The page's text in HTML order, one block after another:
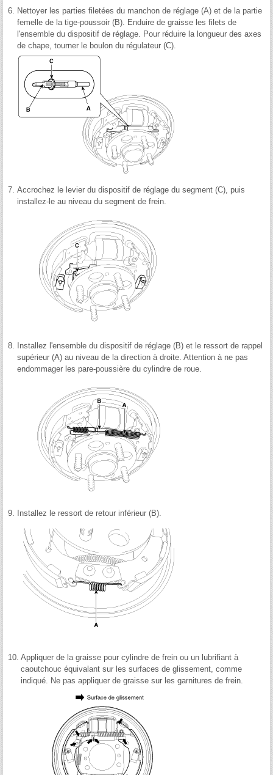
6. Nettoyer les parties filetées du manchon de réglage (A) et de la partie
femelle de la tige-poussoir (B). Enduire de graisse les filets de
l'ensemble du dispositif de réglage. Pour réduire la longueur des axes
de chape, tourner le boulon du régulateur (C).
7. Accrochez le levier du dispositif de réglage du segment (C), puis
installez-le au niveau du segment de frein.
8.
Installez l'ensemble du dispositif de réglage (B) et le ressort de rappel
supérieur (A) au niveau de la direction à droite. Attention à ne pas
endommager les pare-poussière du cylindre de roue.
9. Installez le ressort de retour inférieur (B).
10. Appliquer de la graisse pour cylindre de frein ou un lubrifiant à
caoutchouc équivalant sur les surfaces de glissement, comme
indiqué. Ne pas appliquer de graisse sur les garnitures de frein.